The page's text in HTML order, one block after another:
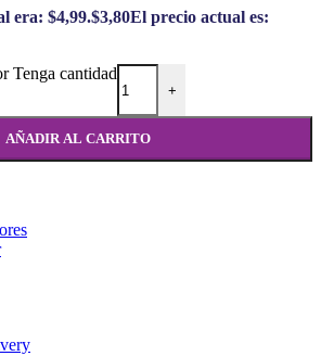
era: $4,99.$3,80El precio actual es:
Tenga cantidad
+
AÑADIR AL CARRITO